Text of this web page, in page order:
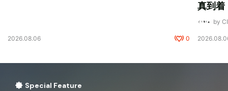
2026.08.06 0
真到着
by
Special Feature